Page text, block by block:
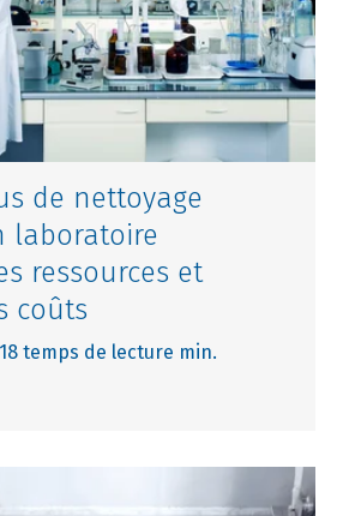
de nettoyage
laboratoire
ressources et
coûts
18 temps de lecture min.